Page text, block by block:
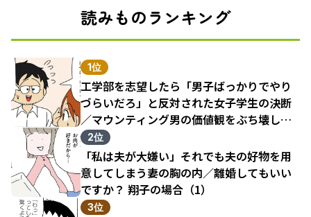
読みものランキング
1位
工学部を志望したら「男子ばっかりでやり
づらいだろ」と反対された女子学生の決断
／マウンティング男の価値観をぶち壊した
結果（1）
2位
「私は夫が大嫌い」それでも夫の好物を用
意してしまう妻の胸の内／離婚してもいい
ですか？ 翔子の場合（1）
3位